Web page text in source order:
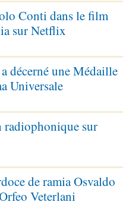
Conti dans le film
sur Netflix
décerné une Médaille
Universale
radiophonique sur
de ramia Osvaldo
Veterlani